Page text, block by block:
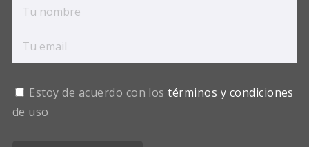
Estoy de acuerdo con lostérminos y condiciones
de uso